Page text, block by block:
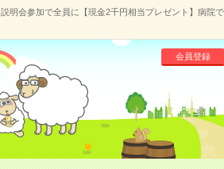
説明会参加で全員に【現金2千円相当プレゼント】病院
会員登録